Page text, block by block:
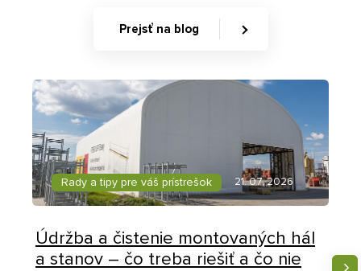
Prejsť na blog
Rady a tipy pre váš prístrešok 21. 07. 2026
Údržba a čistenie montovaných hál
a stanov – čo treba riešiť a čo nie